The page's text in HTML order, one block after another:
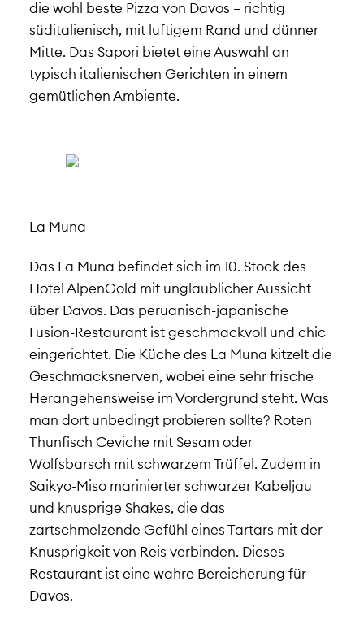
die wohl beste Pizza von Davos – richtig
süditalienisch, mit luftigem Rand und dünner
Mitte. Das Sapori bietet eine Auswahl an
typisch italienischen Gerichten in einem
gemütlichen Ambiente.
La Muna
Das La Muna befindet sich im 10. Stock des
Hotel AlpenGold mit unglaublicher Aussicht
über Davos. Das peruanisch-japanische
Fusion-Restaurant ist geschmackvoll und chic
eingerichtet. Die Küche des La Muna kitzelt die
Geschmacksnerven, wobei eine sehr frische
Herangehensweise im Vordergrund steht. Was
man dort unbedingt probieren sollte? Roten
Thunfisch Ceviche mit Sesam oder
Wolfsbarsch mit schwarzem Trüffel. Zudem in
Saikyo-Miso marinierter schwarzer Kabeljau
und knusprige Shakes, die das
zartschmelzende Gefühl eines Tartars mit der
Knusprigkeit von Reis verbinden. Dieses
Restaurant ist eine wahre Bereicherung für
Davos.